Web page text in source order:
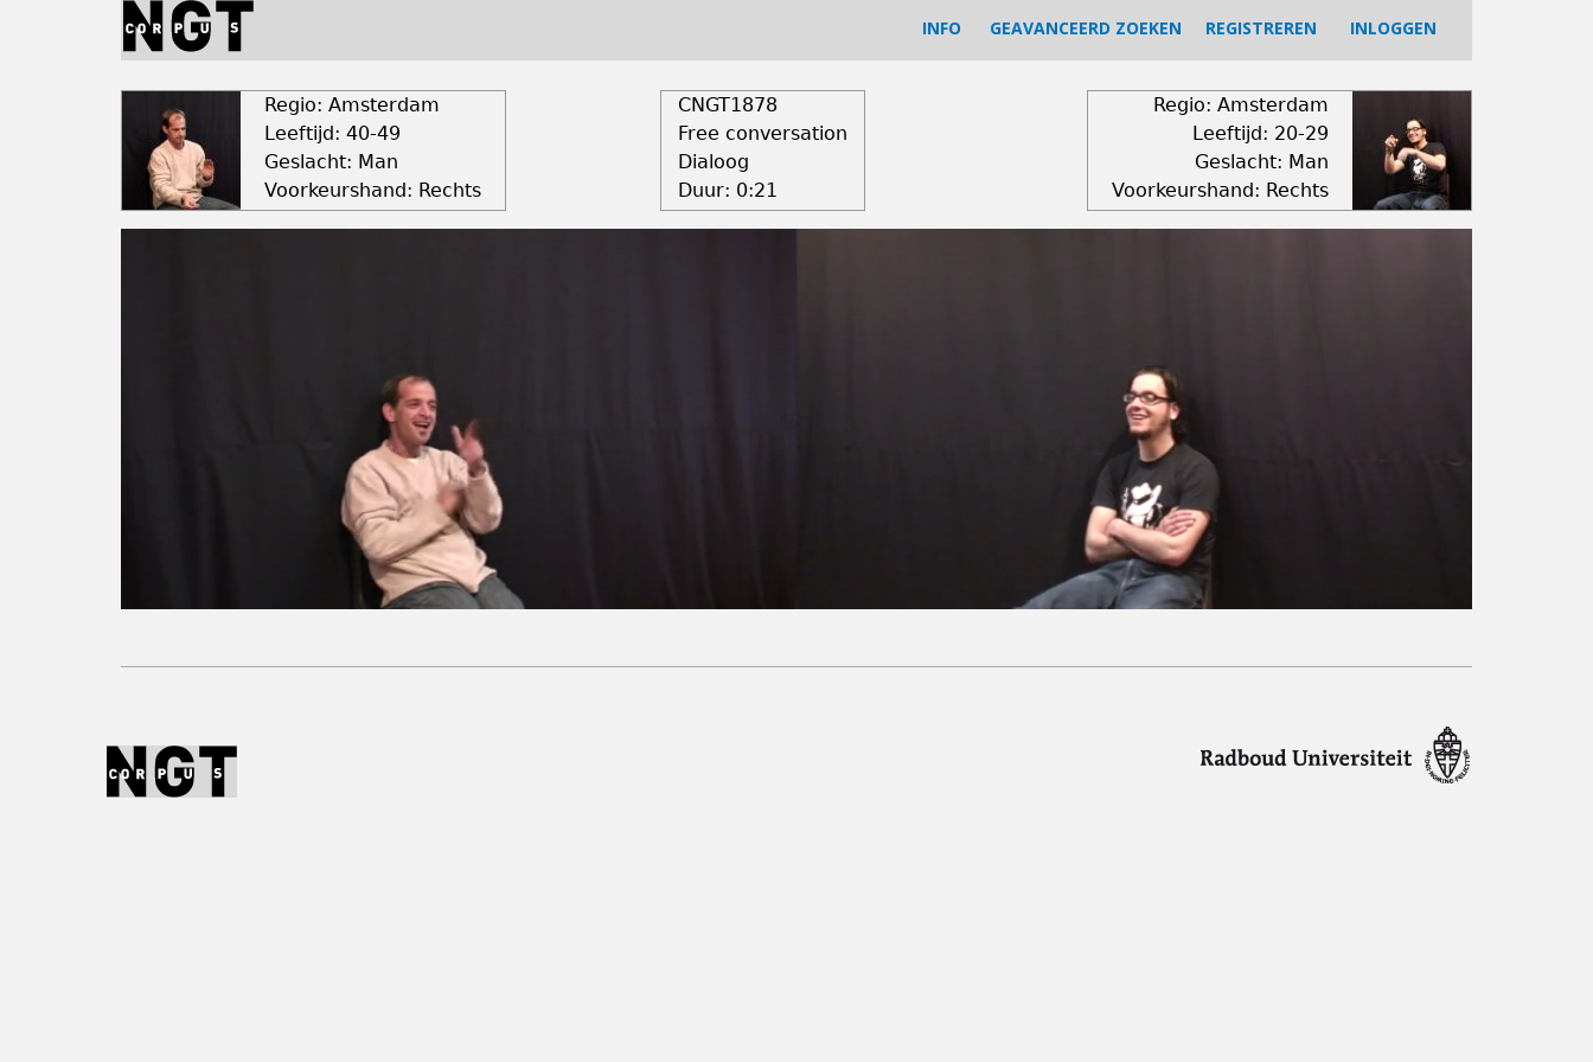
INFO GEAVANCEERD ZOEKEN REGISTREREN INLOGGEN
Regio: Amsterdam
Leeftijd: 40-49
Geslacht: Man
Voorkeurshand: Rechts
CNGT1878
Free conversation
Dialoog
Duur: 0:21
Regio: Amsterdam
Leeftijd: 20-29
Geslacht: Man
Voorkeurshand: Rechts